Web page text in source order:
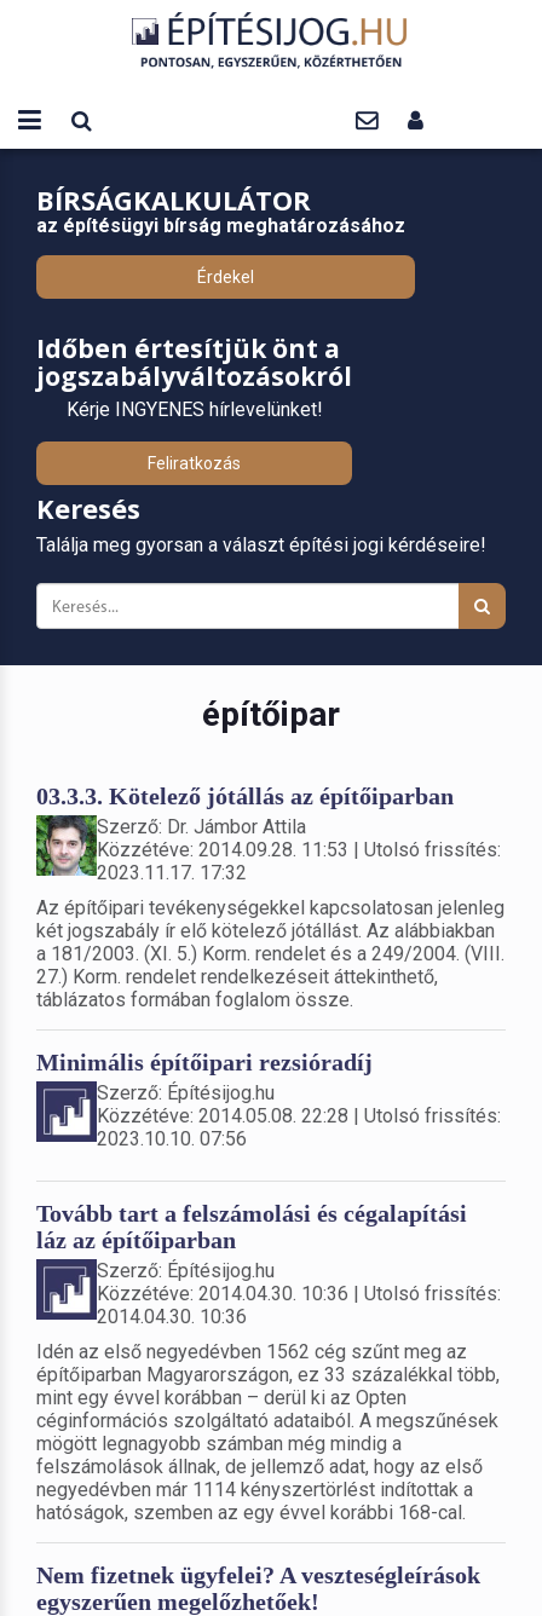
BÍRSÁGKALKULÁTOR
az építésügyi bírság meghatározásához
Érdekel
Időben értesítjük önt a
jogszabályváltozásokról
Kérje INGYENES hírlevelünket!
Feliratkozás
Keresés
Találja meg gyorsan a választ építési jogi kérdéseire!
építőipar
03.3.3. Kötelező jótállás az építőiparban
Szerző: Dr. Jámbor Attila
Közzétéve: 2014.09.28. 11:53 | Utolsó frissítés:
2023.11.17. 17:32
Az építőipari tevékenységekkel kapcsolatosan jelenleg
két jogszabály ír elő kötelező jótállást. Az alábbiakban
a 181/2003. (XI. 5.) Korm. rendelet és a 249/2004. (VIII.
27.) Korm. rendelet rendelkezéseit áttekinthető,
táblázatos formában foglalom össze.
Minimális építőipari rezsióradíj
Szerző: Építésijog.hu
Közzétéve: 2014.05.08. 22:28 | Utolsó frissítés:
2023.10.10. 07:56
Tovább tart a felszámolási és cégalapítási
láz az építőiparban
Szerző: Építésijog.hu
Közzétéve: 2014.04.30. 10:36 | Utolsó frissítés:
2014.04.30. 10:36
Idén az első negyedévben 1562 cég szűnt meg az
építőiparban Magyarországon, ez 33 százalékkal több,
mint egy évvel korábban – derül ki az Opten
céginformációs szolgáltató adataiból. A megszűnések
mögött legnagyobb számban még mindig a
felszámolások állnak, de jellemző adat, hogy az első
negyedévben már 1114 kényszertörlést indítottak a
hatóságok, szemben az egy évvel korábbi 168-cal.
Nem fizetnek ügyfelei? A veszteségleírások
egyszerűen megelőzhetőek!